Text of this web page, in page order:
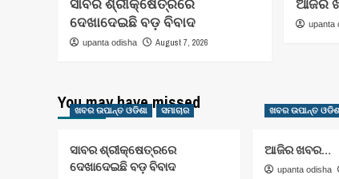
ଦେଖାଦେଇଛି ବଡ଼ ବିବାଦ
upanta odisha August 7, 2026
upanta
You may have missed
ଖବର ଉପାନ୍ତ ଓଡିଶା ସମାଚାର
ସାବର ଶ୍ରୀକ୍ଷେତ୍ରରେ
ଦେଖାଦେଇଛି ବଡ଼ ବିବାଦ
ଖବର ଉପାନ୍ତ
ଆଜିର ଖବର…
upanta odisha